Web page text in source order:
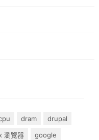
dram
drupal
瀏覽器
google